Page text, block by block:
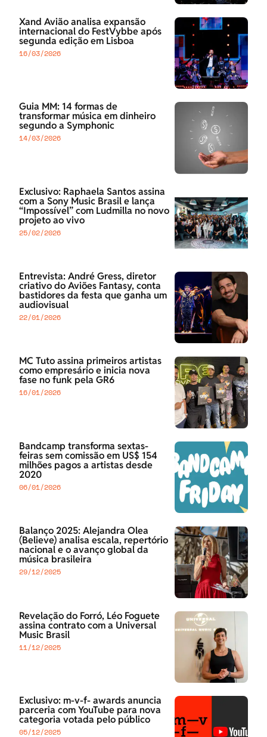
Xand Avião analisa expansão
internacional do FestVybbe após
segunda edição em Lisboa
16/03/2026
Guia MM: 14 formas de
transformar música em dinheiro
segundo a Symphonic
14/03/2026
Exclusivo: Raphaela Santos assina
com a Sony Music Brasil e lança
“Impossível” com Ludmilla no novo
projeto ao vivo
25/02/2026
Entrevista: André Gress, diretor
criativo do Aviões Fantasy, conta
bastidores da festa que ganha um
audiovisual
22/01/2026
MC Tuto assina primeiros artistas
como empresário e inicia nova
fase no funk pela GR6
16/01/2026
Bandcamp transforma sextas-
feiras sem comissão em US$ 154
milhões pagos a artistas desde
2020
06/01/2026
Balanço 2025: Alejandra Olea
(Believe) analisa escala, repertório
nacional e o avanço global da
música brasileira
29/12/2025
Revelação do Forró, Léo Foguete
assina contrato com a Universal
Music Brasil
11/12/2025
Exclusivo: m-v-f- awards anuncia
parceria com YouTube para nova
categoria votada pelo público
05/12/2025